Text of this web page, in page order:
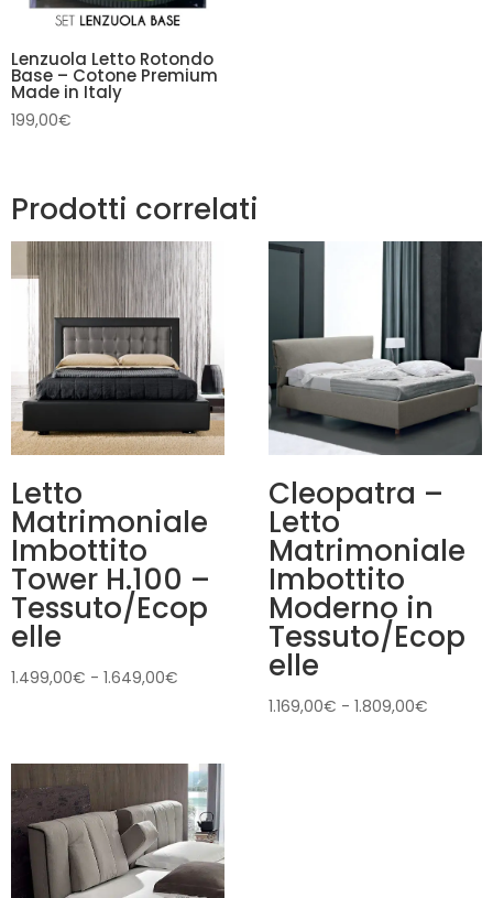
Lenzuola Letto Rotondo
Base – Cotone Premium
Made in Italy
199,00€
Prodotti correlati
Letto
Matrimoniale
Imbottito
Tower H.100 –
Tessuto/Ecop
elle
1.499,00€ - 1.649,00€
1.499,00€
a
1.649,00€
Cleopatra –
Letto
Matrimoniale
Imbottito
Moderno in
Tessuto/Ecop
elle
1.169,00€ - 1.809,00€